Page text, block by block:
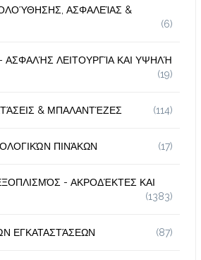
ΑΣΦΑΛΕΊΑΣ &
(6)
ΑΣΦΑΛΉΣ ΛΕΙΤΟΥΡΓΊΑ ΚΑΙ ΥΨΗΛΉ
(19)
& ΜΠΑΛΑΝΤΈΖΕΣ (114)
ΠΙΝΆΚΩΝ (17)
- ΑΚΡΟΔΈΚΤΕΣ ΚΑΙ
(1383)
ΕΓΚΑΤΑΣΤΆΣΕΩΝ (87)